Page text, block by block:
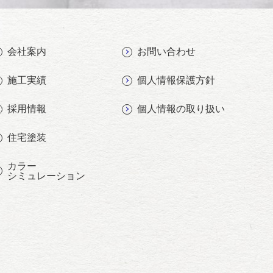
会社案内
施工実績
採用情報
住宅塗装
カラー
シミュレーション
お問い合わせ
個人情報保護方針
個人情報の取り扱い